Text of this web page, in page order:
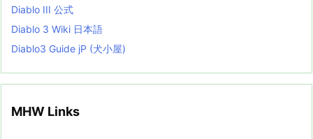
Diablo III 公式
Diablo 3 Wiki 日本語
Diablo3 Guide jP (犬小屋)
MHW Links